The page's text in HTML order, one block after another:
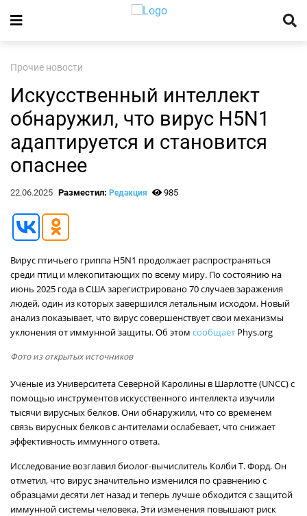
Прочие новости
Искусственный интеллект
обнаружил, что вирус H5N1
адаптируется и становится
опаснее
22.06.2025 Разместил: Редакция 985
Вирус птичьего гриппа H5N1 продолжает распространяться
среди птиц и млекопитающих по всему миру. По состоянию на
июнь 2025 года в США зарегистрировано 70 случаев заражения
людей, один из которых завершился летальным исходом. Новый
анализ показывает, что вирус совершенствует свои механизмы
уклонения от иммунной защиты. Об этом сообщает Phys.org
Фото из открытых источников
Учёные из Университета Северной Каролины в Шарлотте (UNCC) с
помощью инструментов искусственного интеллекта изучили
тысячи вирусных белков. Они обнаружили, что со временем
связь вирусных белков с антителами ослабевает, что снижает
эффективность иммунного ответа.
Исследование возглавил биолог-вычислитель Колби Т. Форд. Он
отметил, что вирус значительно изменился по сравнению с
образцами десяти лет назад и теперь лучше обходится с защитой
иммунной системы человека. Эти изменения повышают риск